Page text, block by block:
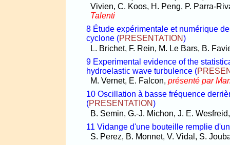
Vivien, C. Koos, H. Peng, P. Parra-
Talenti
8 Étude expérimentale et numérique
cyclone (PRESENTATION)
L. Brichet, F. Rein, M. Le Bars, B.
9 Experimental evidence of the
hydroelastic wave turbulence (
M. Vernet, E. Falcon, présenté par
10 Oscillation à basse fréquence
(PRESENTATION)
B. Semin, G.-J. Michon, J. E.
11 Vidange d'une bouteille remplie
S. Perez, B. Monnet, V. Vidal, S.